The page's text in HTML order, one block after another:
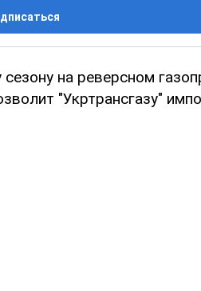
на реверсном
"Укртрансгазу"